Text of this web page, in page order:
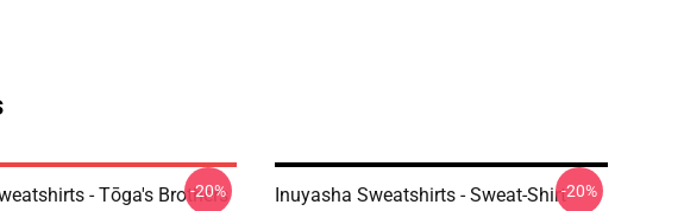
- Tōga's Brothers
-20%
Inuyasha Sweatshirts - Sweat-Shirt-20%